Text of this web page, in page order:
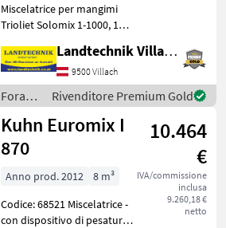
Miscelatrice per mangimi
Trioliet Solomix 1-1000, 1
pesatura elettronico,
scarico su entrambi i lati,
albero cardanico ad ampio
angolo, pie
Landtechnik Villach GmbH
9500 Villach
Foraggiamento
/
Trioliet
Rivenditore Premium Gold
Kuhn Euromix I
870
10.464
€
IVA/commissione
inclusa
9.260,18 €
netto
Anno prod. 2012
8 m³
Codice: 68521 Miscelatrice -
con dispositivo di pesatura